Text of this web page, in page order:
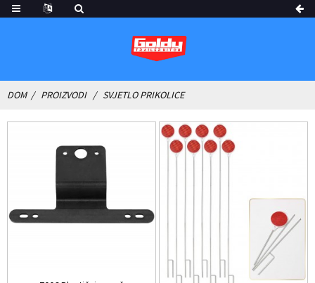
DOM PROIZVODI SVJETLO PRIKOLICE